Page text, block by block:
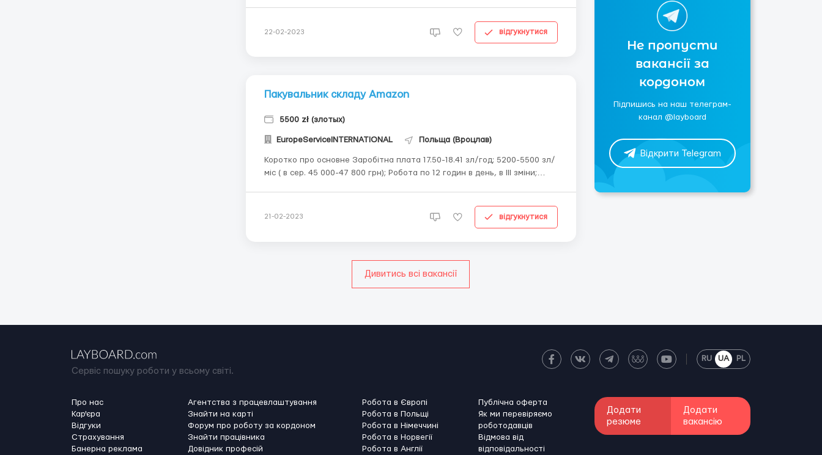
22-02-2023 відгукнутися
Пакувальник складу Amazon
5500 zł (злотых)
EuropeServiceINTERNATIONAL Польща (Вроцлав)
Коротко про основне Заробітна плата 17.50-18.41 зл/год; 5200-5500 зл/
міс ( в сер. 45 000-47 800 грн); Робота по 12 годин в день, в ІІІ зміни;
21-02-2023 відгукнутися
Дивитись всі вакансії
Не пропусти
вакансії за
кордоном
Підпишись на наш телеграм-
канал @layboard
Відкрити Telegram
Сервіс пошуку роботи у всьому світі.
RU UA PL
Про нас
Кар'єра
Відгуки
Страхування
Банерна реклама
Агентства з працевлаштування
Знайти на карті
Форум про роботу за кордоном
Знайти працівника
Довідник професій
Робота в Європі
Робота в Польщі
Робота в Німеччині
Робота в Норвегії
Робота в Англії
Публічна оферта
Як ми перевіряємо
роботодавців
Відмова від
відповідальності
Додати
резюме
Додати
вакансію